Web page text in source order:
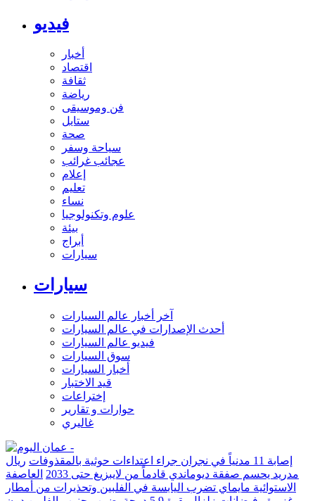
فيديو
أخبار
اقتصاد
ثقافة
رياضة
فن وموسيقى
ستايل
صحة
سياحة وسفر
عجائب غرائب
إعلام
تعليم
نساء
علوم وتكنولوجيا
بيئة
أبراج
سيارات
سيارات
آخر أخبار عالم السيارات
أحدث الإصدارات في عالم السيارات
فيديو عالم السيارات
سوق السيارات
أخبار السيارات
قيد الاختبار
إختراعات
حوارات و تقارير
غاليري
إصابة 11 مدنياً في نجران جراء اعتداءات حوثية بالمقذوفات
ريال
مدريد يحسم صفقة ديوماندي قادماً من لايبزيغ حتى 2033
العاصفة
الاستوائية مايماي تضرب اليابسة في الفلبين وتحذيرات من أمطار